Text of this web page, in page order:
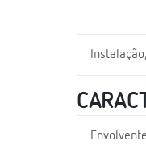
Envolvente